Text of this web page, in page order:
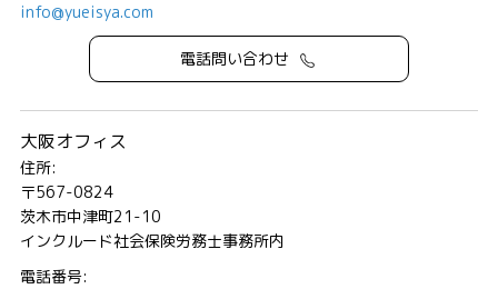
info@yueisya.com
電話問い合わせ
大阪オフィス
住所:
〒567-0824
茨木市中津町21-10
インクルード社会保険労務士事務所内
電話番号: